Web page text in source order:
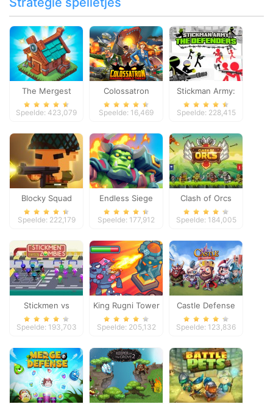
The Mergest
Kingdom
Speelde: 423,079
Colossatron
Speelde: 16,469
Stickman Army:
The Defenders
Speelde: 228,415
Blocky Squad
Speelde: 222,179
Endless Siege
Speelde: 177,912
Clash of Orcs
Speelde: 184,005
Stickmen vs
Zombies
Speelde: 193,703
King Rugni Tower
Defense
Speelde: 205,132
Castle Defense
Speelde: 123,836